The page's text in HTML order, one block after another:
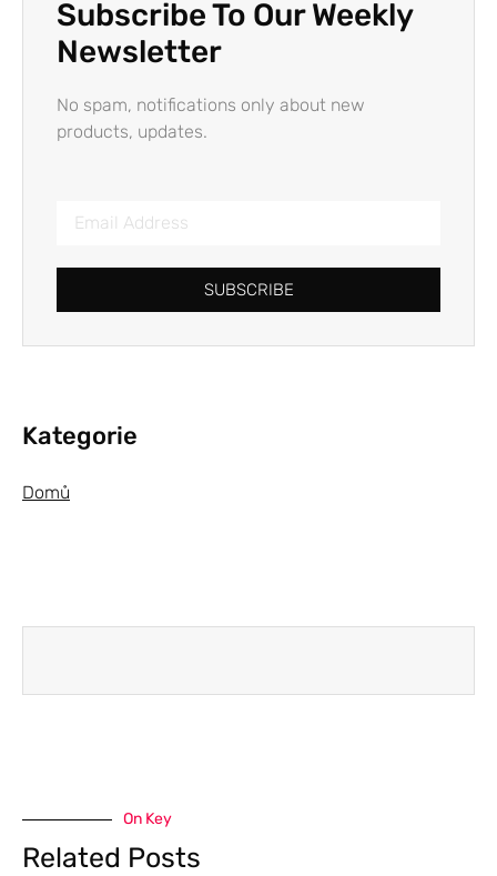
Subscribe To Our Weekly
Newsletter
No spam, notifications only about new
products, updates.
SUBSCRIBE
Kategorie
Domů
On Key
Related Posts